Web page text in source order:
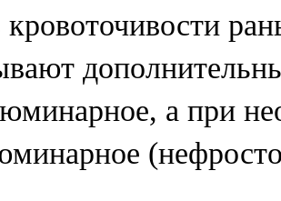
кровоточивости
а при